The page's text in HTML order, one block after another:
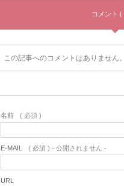
コメント (
この記事へのコメントはありません。
名前 ( 必須 )
E-MAIL ( 必須 ) - 公開されません -
URL